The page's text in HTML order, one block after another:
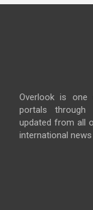
Overlook is
portals
updated from all
international